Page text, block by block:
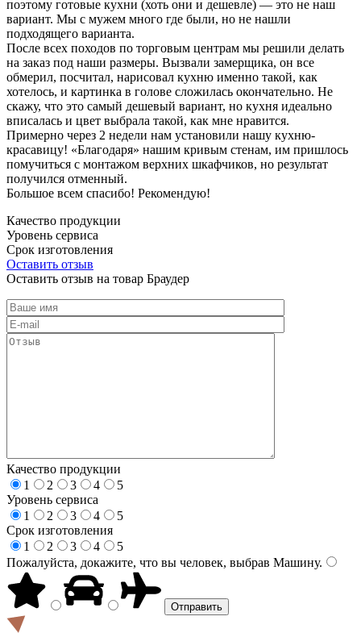
поэтому готовые кухни (хоть они и дешевле) — это не наш
вариант. Мы с мужем много где были, но не нашли
подходящего варианта.
После всех походов по торговым центрам мы решили делать
на заказ под наши размеры. Вызвали замерщика, он все
обмерил, посчитал, нарисовал кухню именно такой, как
хотелось, и картинка в голове сложилась окончательно. Не
скажу, что это самый дешевый вариант, но кухня идеально
вписалась и цвет выбрала такой, как мне нравится.
Примерно через 2 недели нам установили нашу кухню-
красавицу! «Благодаря» нашим кривым стенам, им пришлось
помучиться с монтажом верхних шкафчиков, но результат
получился отменный.
Большое всем спасибо! Рекомендую!
Качество продукции
Уровень сервиса
Срок изготовления
Оставить отзыв
Оставить отзыв на товар Браудер
Качество продукции
1
2 3 4
5
Уровень сервиса
1
2 3 4
5
Срок изготовления
1
2 3 4
5
Пожалуйста, докажите, что вы человек, выбрав Машину.